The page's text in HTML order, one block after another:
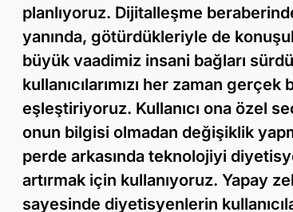
planlıyoruz. Dijitalleşme
yanında, götürdükleriyle de
büyük vaadimiz insani bağları
kullanıcılarımızı her zaman
eşleştiriyoruz. Kullanıcı ona özel
onun bilgisi olmadan değişiklik
perde arkasında teknolojiyi
artırmak için kullanıyoruz. Yapay
sayesinde diyetisyenlerin